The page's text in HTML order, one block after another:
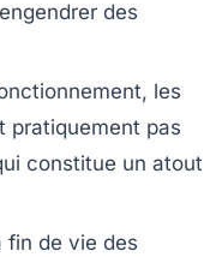
des
les
pratiquement pas
constitue un atout
fin de vie des